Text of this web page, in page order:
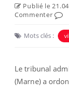
Publié le
Commenter
Mots clés :
Letribunal
(Marne) a